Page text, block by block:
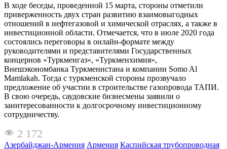
В ходе беседы, проведенной 15 марта, стороны отметили
приверженность двух стран развитию взаимовыгодных
отношений в нефтегазовой и химической отраслях, a также в
инвестиционной области. Отмечается, что в июле 2020 года
состоялись переговоры в онлайн-формате между
руководителями и представителями Государственных
концернов «Туркменгаз», «Туркменхимия»,
Внешэкономбанка Туркменистана и компании Somo Al
Mamlakah. Тогда с туркменской стороны прозвучало
предложение об участии в строительстве газопровода ТАПИ.
В свою очередь, саудовские бизнесмены заявили о
заинтересованности к долгосрочному инвестиционному
сотрудничеству.
2 172
Азербайджан-Армения Армения Каспийская трубопроводная